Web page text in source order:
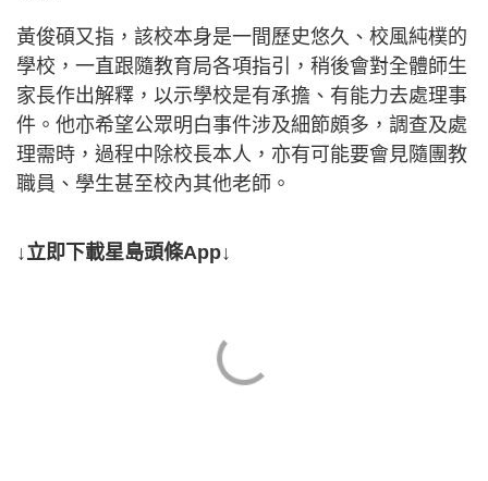
黃俊碩又指，該校本身是一間歷史悠久、校風純樸的
學校，一直跟隨教育局各項指引，稍後會對全體師生
家長作出解釋，以示學校是有承擔、有能力去處理事
件。他亦希望公眾明白事件涉及細節頗多，調查及處
理需時，過程中除校長本人，亦有可能要會見隨團教
職員、學生甚至校內其他老師。
↓立即下載星島頭條App↓